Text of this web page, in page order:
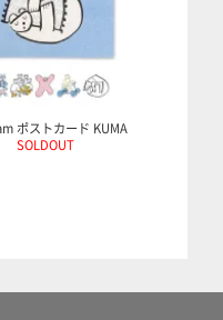
ポストカード KUMA
SOLDOUT